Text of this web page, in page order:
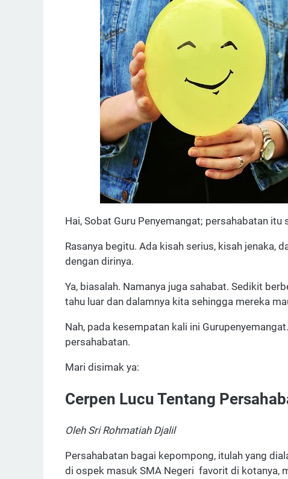
Hai, Sobat Guru Penyemangat; persahabatan itu
Rasanya begitu. Ada kisah serius, kisah jenaka,
dengan dirinya.
Ya, biasalah. Namanya juga sahabat. Sedikit
tahu luar dan dalamnya kita sehingga mereka
Nah, pada kesempatan kali ini
persahabatan.
Mari disimak ya:
Cerpen Lucu Tentang
Oleh Sri Rohmatiah Djalil
Persahabatan bagai kepompong, itulah yang
di ospek masuk SMA Negeri favorit di kotanya,